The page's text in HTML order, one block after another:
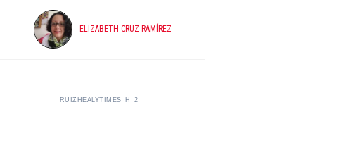
ELIZABETH CRUZ RAMÍREZ
RUIZHEALYTIMES_H_2